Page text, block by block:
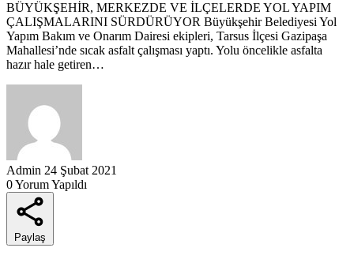
BÜYÜKŞEHİR, MERKEZDE VE İLÇELERDE YOL YAPIM
ÇALIŞMALARINI SÜRDÜRÜYOR Büyükşehir Belediyesi Yol
Yapım Bakım ve Onarım Dairesi ekipleri, Tarsus İlçesi Gazipaşa
Mahallesi’nde sıcak asfalt çalışması yaptı. Yolu öncelikle asfalta
hazır hale getiren…
Admin 24 Şubat 2021
0 Yorum Yapıldı
Paylaş